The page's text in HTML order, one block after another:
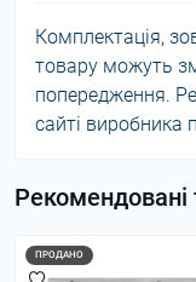
Комплектація,
товару можуть
попередження.
сайті виробника
Рекомендовані
ПРОДАНО